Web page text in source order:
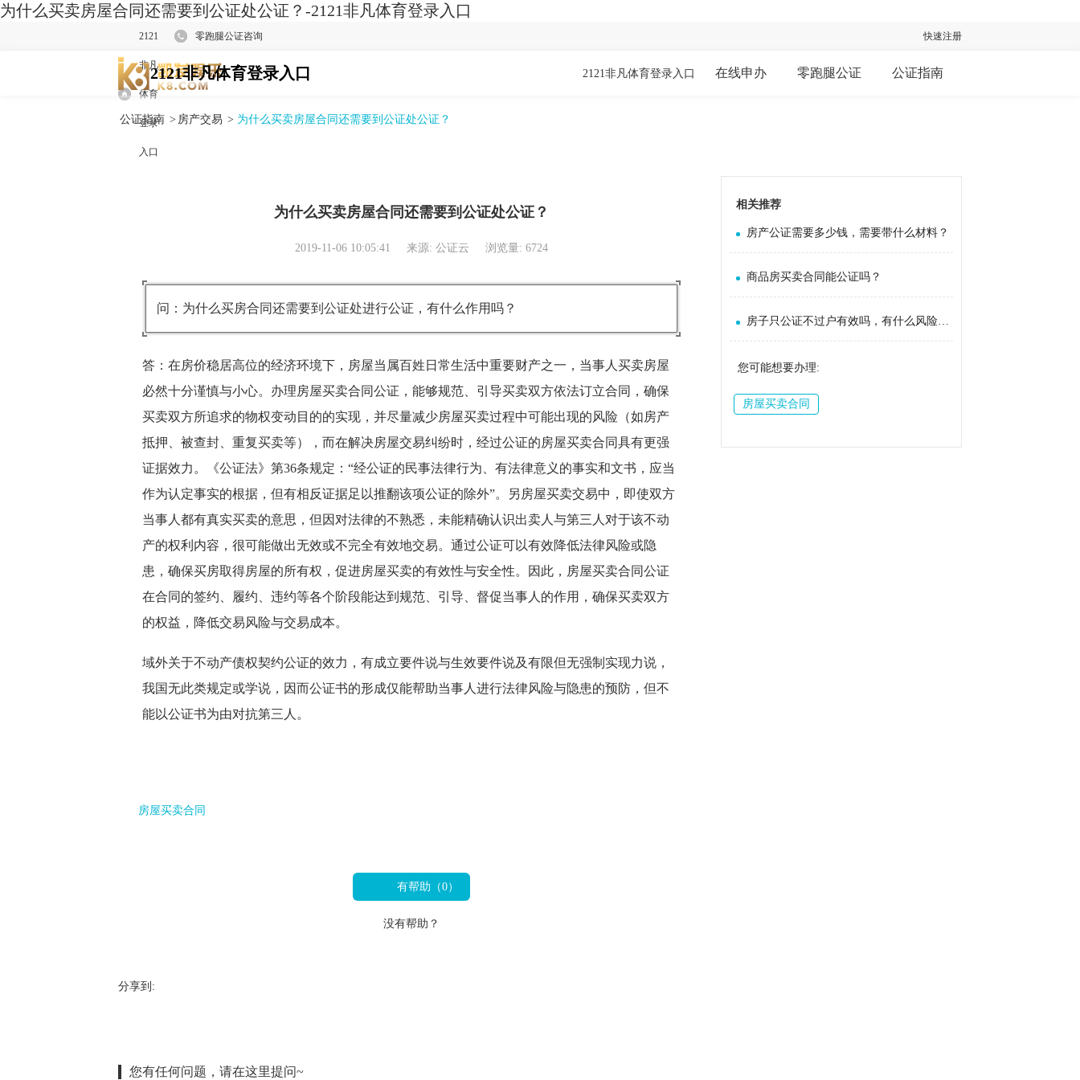
为什么买卖房屋合同还需要到公证处公证？-2121非凡体育登录入口
2121
非凡
体育
登录
入口
零跑腿公证咨询 快速注册
2121非凡体育登录入口 2121非凡体育登录入口 在线申办 零跑腿公证 公证指南
公证指南 > 房产交易 > 为什么买卖房屋合同还需要到公证处公证？
为什么买卖房屋合同还需要到公证处公证？
2019-11-06 10:05:41 来源: 公证云 浏览量: 6724
问：为什么买房合同还需要到公证处进行公证，有什么作用吗？
答：在房价稳居高位的经济环境下，房屋当属百姓日常生活中重要财产之一，当事人买卖房屋
必然十分谨慎与小心。办理房屋买卖合同公证，能够规范、引导买卖双方依法订立合同，确保
买卖双方所追求的物权变动目的的实现，并尽量减少房屋买卖过程中可能出现的风险（如房产
抵押、被查封、重复买卖等），而在解决房屋交易纠纷时，经过公证的房屋买卖合同具有更强
证据效力。《公证法》第36条规定：“经公证的民事法律行为、有法律意义的事实和文书，应当
作为认定事实的根据，但有相反证据足以推翻该项公证的除外”。另房屋买卖交易中，即使双方
当事人都有真实买卖的意思，但因对法律的不熟悉，未能精确认识出卖人与第三人对于该不动
产的权利内容，很可能做出无效或不完全有效地交易。通过公证可以有效降低法律风险或隐
患，确保买房取得房屋的所有权，促进房屋买卖的有效性与安全性。因此，房屋买卖合同公证
在合同的签约、履约、违约等各个阶段能达到规范、引导、督促当事人的作用，确保买卖双方
的权益，降低交易风险与交易成本。
域外关于不动产债权契约公证的效力，有成立要件说与生效要件说及有限但无强制实现力说，
我国无此类规定或学说，因而公证书的形成仅能帮助当事人进行法律风险与隐患的预防，但不
能以公证书为由对抗第三人。
房屋买卖合同
相关推荐
房产公证需要多少钱，需要带什么材料？
商品房买卖合同能公证吗？
房子只公证不过户有效吗，有什么风险吗？
您可能想要办理:
房屋买卖合同
有帮助（0）
没有帮助？
分享到:
您有任何问题，请在这里提问~